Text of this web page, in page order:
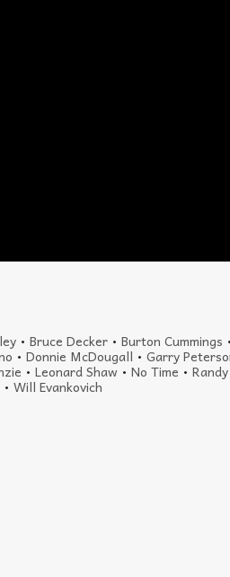
• Bruce Decker• Burton Cummings •
•Donnie McDougall •Garry
•Leonard Shaw •No Time •
•Will Evankovich